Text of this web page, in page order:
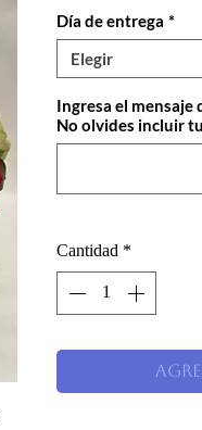
Día de entrega *
Elegir
Ingresa el mensaje
No olvides incluir
Cantidad*